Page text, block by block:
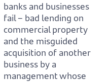
banks and businesses
fail – bad lending on
commercial property
and the misguided
acquisition of another
business by a
management whose